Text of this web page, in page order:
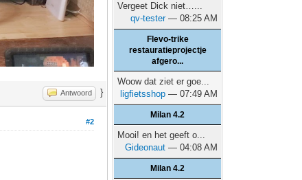
Antwoord }
#2
Vergeet Dick niet…...
qv-tester— 08:25 AM
Flevo-trike
restauratieprojectje
afgero...
Woow dat ziet er goe...
ligfietsshop — 07:49 AM
Milan 4.2
Mooi! en het geeft o...
Gideonaut — 04:08 AM
Milan 4.2